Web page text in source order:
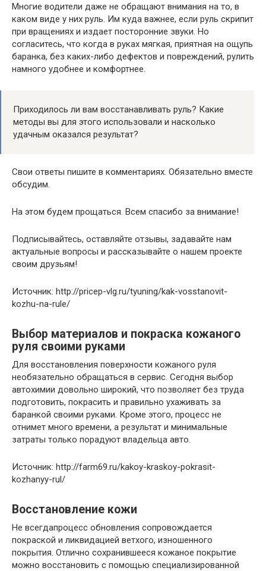
Многие водители даже не обращают внимания на то, в
каком виде у них руль. Им куда важнее, если руль скрипит
при вращениях и издает посторонние звуки. Но
согласитесь, что когда в руках мягкая, приятная на ощупь
баранка, без каких-либо дефектов и повреждений, рулить
намного удобнее и комфортнее.
Приходилось ли вам восстанавливать руль? Какие
методы вы для этого использовали и насколько
удачным оказался результат?
Свои ответы пишите в комментариях. Обязательно вместе
обсудим.
На этом будем прощаться. Всем спасибо за внимание!
Подписывайтесь, оставляйте отзывы, задавайте нам
актуальные вопросы и рассказывайте о нашем проекте
своим друзьям!
Источник: http://pricep-vlg.ru/tyuning/kak-vosstanovit-
kozhu-na-rule/
Выбор материалов и покраска кожаного
руля своими руками
Для восстановления поверхности кожаного руля
необязательно обращаться в сервис. Сегодня выбор
автохимии довольно широкий, что позволяет без труда
подготовить, покрасить и правильно ухаживать за
баранкой своими руками. Кроме этого, процесс не
отнимет много времени, а результат и минимальные
затраты только порадуют владельца авто.
Источник: http://farm69.ru/kakoy-kraskoy-pokrasit-
kozhanyy-rul/
Восстановление кожи
Не всегдапроцесс обновления сопровождается
покраской и ликвидацией ветхого, изношенного
покрытия. Отлично сохранившееся кожаное покрытие
можно восстановить с помощью специализированной